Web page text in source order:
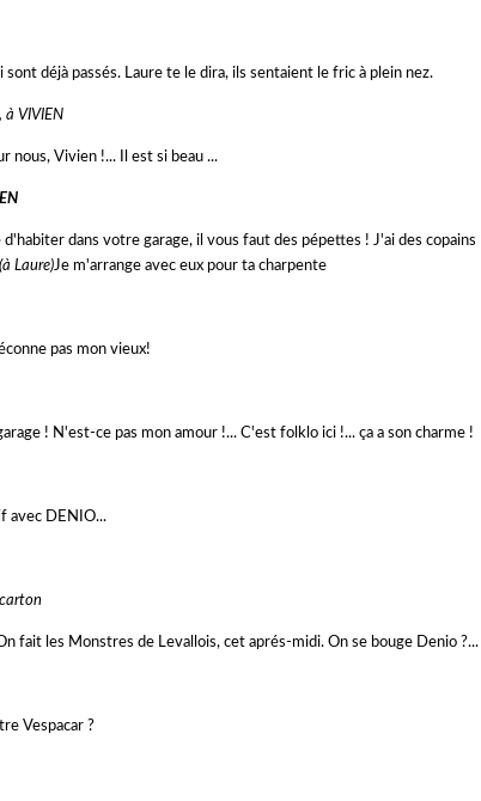
sont déjà passés. Laure te le dira, ils sentaient le fric à plein nez.
à VIVIEN
nous, Vivien !... Il est si beau ...
d'habiter dans votre garage, il vous faut des pépettes ! J'ai des copains
(à Laure)Je m'arrange avec eux pour ta charpente
pas mon vieux!
! N'est-ce pas mon amour !... C'est folklo ici !... ça a son charme !
avec DENIO...
fait les Monstres de Levallois, cet aprés-midi. On se bouge Denio ?...
Vespacar ?